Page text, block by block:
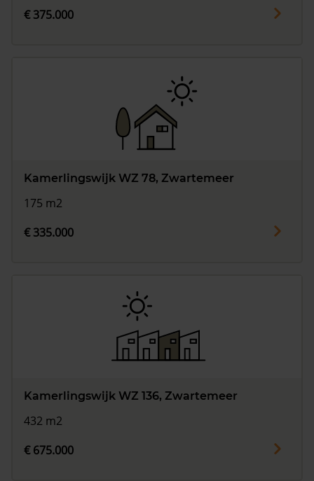
€ 375.000
Kamerlingswijk WZ 78, Zwartemeer
175 m2
€ 335.000
Kamerlingswijk WZ 136, Zwartemeer
432 m2
€ 675.000